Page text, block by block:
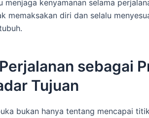
menjaga kenyamanan selama
memaksakan diri dan selalu
sebagai
Tujuan
bukan hanya tentang mencapai